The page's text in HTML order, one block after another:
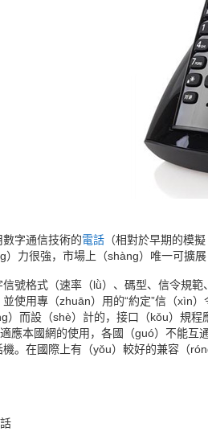
字通信技術的電話 （相對於早期的模
）力很強，市場上（shàng）唯一可擴
格式（速率（lǜ）、碼型、信令規範
使用專（zhuān）用的“約定”信（xìn
）而設（shè）計的，接口（kǒu）規
適應本國網的使用，各國（guó）不能
。在國際上有（yǒu）較好的兼容（